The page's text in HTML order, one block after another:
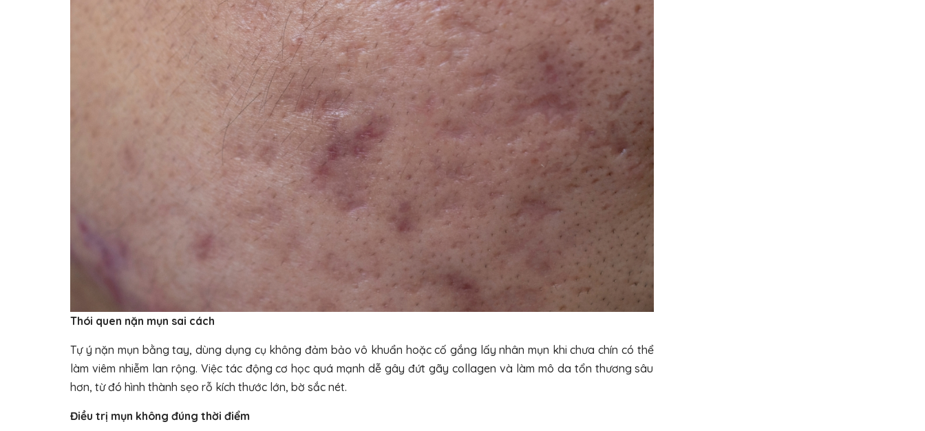
Thói quen nặn mụn sai cách
Tự ý nặn mụn bằng tay, dùng dụng cụ không đảm bảo vô khuẩn hoặc cố gắng lấy nhân mụn khi chưa chín có thể
làm viêm nhiễm lan rộng. Việc tác động cơ học quá mạnh dễ gây đứt gãy collagen và làm mô da tổn thương sâu
hơn, từ đó hình thành sẹo rỗ kích thước lớn, bờ sắc nét.
Điều trị mụn không đúng thời điểm